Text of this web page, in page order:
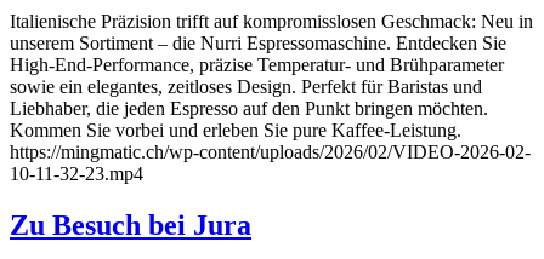
Italienische Präzision trifft auf kompromisslosen Geschmack: Neu in
unserem Sortiment – die Nurri Espressomaschine. Entdecken Sie
High-End-Performance, präzise Temperatur- und Brühparameter
sowie ein elegantes, zeitloses Design. Perfekt für Baristas und
Liebhaber, die jeden Espresso auf den Punkt bringen möchten.
Kommen Sie vorbei und erleben Sie pure Kaffee-Leistung.
https://mingmatic.ch/wp-content/uploads/2026/02/VIDEO-2026-02-
10-11-32-23.mp4
Zu Besuch bei Jura